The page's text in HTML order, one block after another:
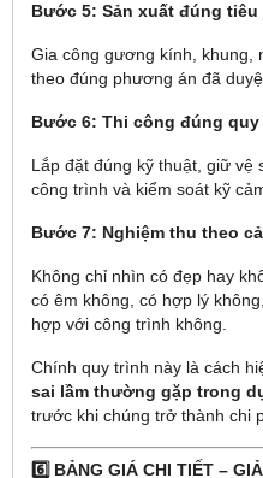
Bước 5: Sản xuất đúng tiêu
Gia công gương kính, khung,
theo đúng phương án đã
Bước 6: Thi công đúng quy
Lắp đặt đúng kỹ thuật, giữ vệ
công trình và kiểm soát kỹ
Bước 7: Nghiệm thu theo
Không chỉ nhìn có đẹp hay
có êm không, có hợp lý
hợp với công trình không.
Chính quy trình này là cách
sai lầm thường gặp trong
trước khi chúng trở thành chi
6️⃣ BẢNG GIÁ CHI TIẾT –